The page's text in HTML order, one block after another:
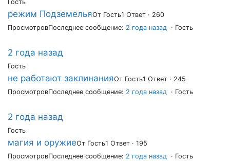
Гость
режим ПодземельяОт Гость1 Ответ · 260
ПросмотровПоследнее сообщение: 2 года назад · Гость
2 года назад
Гость
не работают заклинанияОт Гость1 Ответ · 245
ПросмотровПоследнее сообщение: 2 года назад · Гость
2 года назад
Гость
магия и оружиеОт Гость1 Ответ · 195
ПросмотровПоследнее сообщение: 2 года назад · Гость